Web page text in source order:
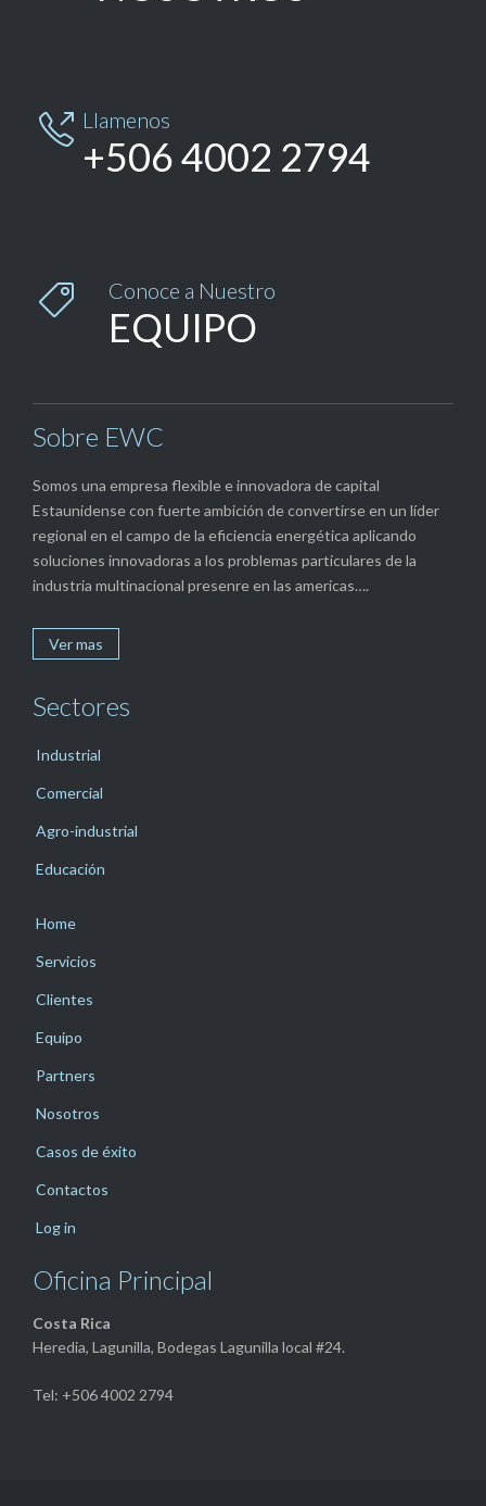
 Llamenos
+506 4002 2794
 Conoce a Nuestro
EQUIPO
Sobre EWC
Somos una empresa flexible e innovadora de capital
Estaunidense con fuerte ambición de convertirse en un líder
regional en el campo de la eficiencia energética aplicando
soluciones innovadoras a los problemas particulares de la
industria multinacional presenre en las americas….
Ver mas
Sectores
Industrial
Comercial
Agro-industrial
Educación
Home
Servicios
Clientes
Equipo
Partners
Nosotros
Casos de éxito
Contactos
Log in
Oficina Principal
Costa Rica
Heredia, Lagunilla, Bodegas Lagunilla local #24.
Tel: +506 4002 2794